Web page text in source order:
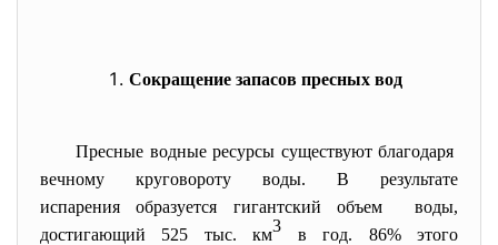
Сокращение запасов пресных вод
Пресные водные ресурсы существуют благодаря
вечному круговороту воды. В результате
испарения образуется гигантский объем воды,
достигающий 525 тыс. км3 в год. 86% этого